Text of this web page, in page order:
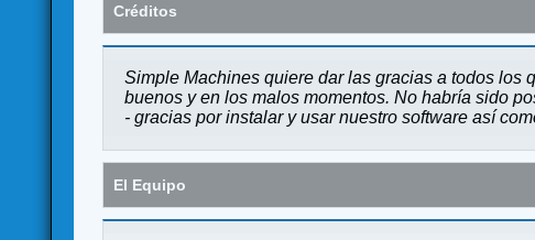
Créditos
Simple Machines quiere dar las gracias a todos los
buenos y en los malos momentos. No habría sido
- gracias por instalar y usar nuestro software así
El Equipo